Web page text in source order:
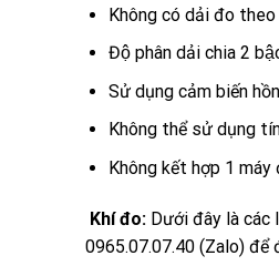
Không có dải đo
Độ phân dải chia 2
Sử dụng cảm biến
Không thể sử dụng
Không kết hợp 1 máy
Khí đo: Dưới đây là các
0965.07.07.40 (Zalo) để